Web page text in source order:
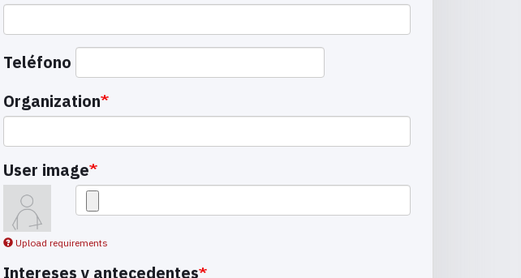
Teléfono
Organization
User image
Upload requirements
Intereses y antecedentes